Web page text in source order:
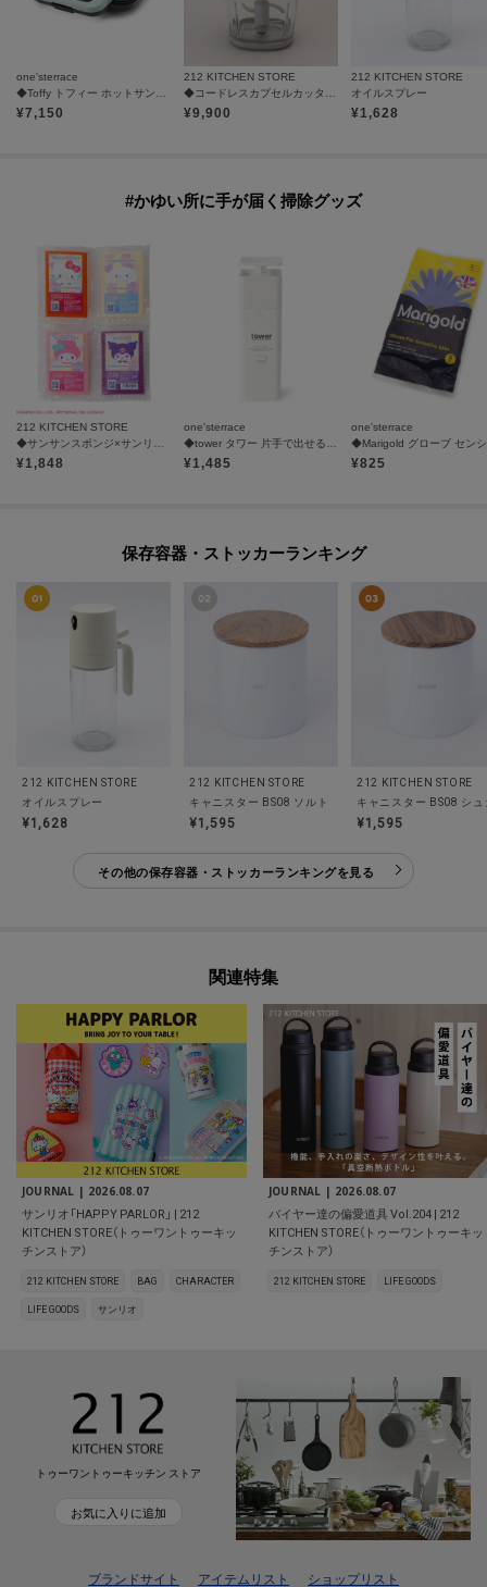
one'sterrace
◆Toffy トフィー ホットサンドメーカー
¥7,150
212 KITCHEN STORE
◆コードレスカプセルカッターボンヌ パウダーブルー ＜recolte レコルト＞
¥9,900
212 KITCHEN STORE
オイルスプレー
¥1,628
#かゆい所に手が届く掃除グッズ
212 KITCHEN STORE
¥1,848
one'sterrace
¥1,485
one'sterrace
¥825
保存容器・ストッカーランキング
212 KITCHEN STORE
オイルスプレー
¥1,628
212 KITCHEN STORE
キャニスター BS08 ソルト
¥1,595
212 KITCHEN STORE
キャニスター BS08 シ
¥1,595
その他の保存容器・ストッカーランキングを見る
関連特集
JOURNAL | 2026.08.07
サンリオ「HAPPY PARLOR」 | 212
KITCHEN STORE（トゥーワントゥーキッ
チンストア）
212 KITCHEN STORE BAG
CHARACTER
LIFE GOODS
サンリオ
JOURNAL | 2026.08.07
バイヤー達の偏愛道具 Vol.204 | 212
KITCHEN STORE（トゥーワントゥーキッ
チンストア）
212 KITCHEN STORE LIFE GOODS
トゥーワントゥーキッチン ストア
お気に入りに追加
ブランドサイト アイテムリスト ショップリスト